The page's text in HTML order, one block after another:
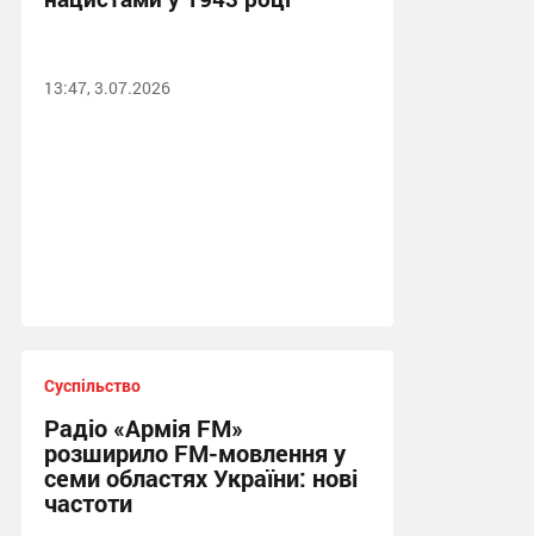
13:47, 3.07.2026
Суспільство
Радіо «Армія FM»
розширило FM-мовлення у
семи областях України: нові
частоти